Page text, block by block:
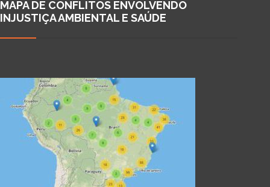
MAPA DE CONFLITOS ENVOLVENDO
INJUSTIÇA AMBIENTAL E SAÚDE